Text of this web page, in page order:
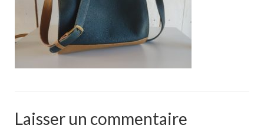
Pour acheter
Contact
Laisser un commentaire